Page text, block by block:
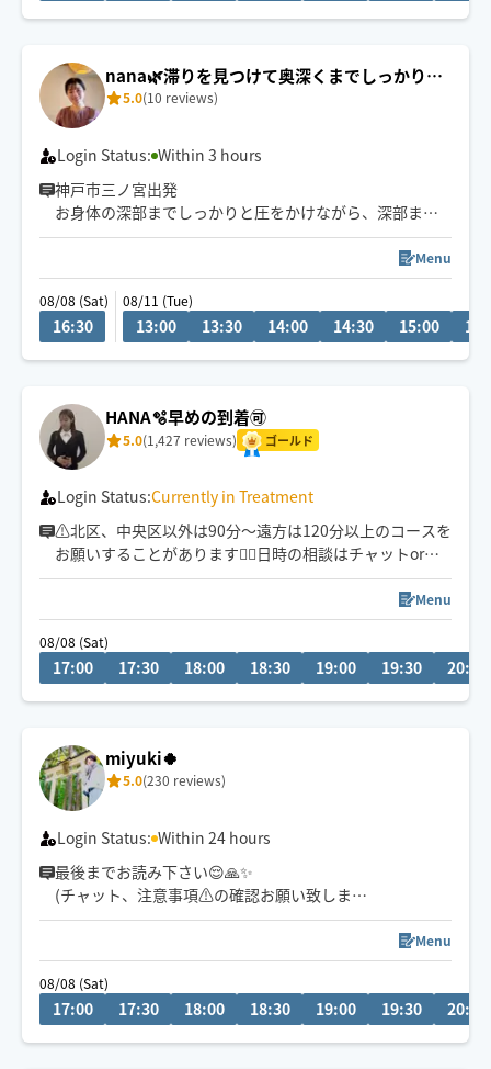
をぜひお試し下さい✨
nana🌿滞りを見つけて奥深くまでしっかりア
プローチ🐾
5.0(10 reviews)
Login Status: Within 3 hours
神戸市三ノ宮出発
お身体の深部までしっかりと圧をかけながら、深部まで
緩めていく施術が得意です☺️
滞りを見つけて、深いリンパや筋肉に優しくアプローチ
します✨
お身体や心が軽くなる感覚を味わっていただけると思い
て、力加減や施術内容も丁寧に調整いたします。
しっかりと一生懸命施術させていただくのではじめての
方も、安心してお任せください。
Menu
08/08 (Sat)
16:30
08/11 (Tue)
13:00 13:30 14:00 14:30 15:00
HANA🫧早めの到着🉑
5.0(1,427 reviews) ゴールド
Login Status:Currently in Treatment
⚠️北区、中央区以外は90分〜遠方は120分以上のコースを
お願いすることがあります🙇‍♀️日時の相談はチャットor当
日以降の予約をとって頂きご相談ください😌犬🦮猫🐈子
Menu
08/08 (Sat)
17:00 17:30 18:00 18:30 19:00 19:30 20:00
miyuki🍀
5.0(230 reviews)
Login Status: Within 24 hours
最後までお読み下さい😌🙏✨
(チャット、注意事項⚠️の確認お願い致します)
自転車🚲移動の為、
時間に余裕を持って
リクエストお願い致します😌✨
Menu
08/08 (Sat)
17:00 17:30 18:00 18:30 19:00 19:30 20:00